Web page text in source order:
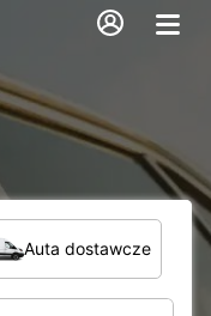
Auta dostawcze